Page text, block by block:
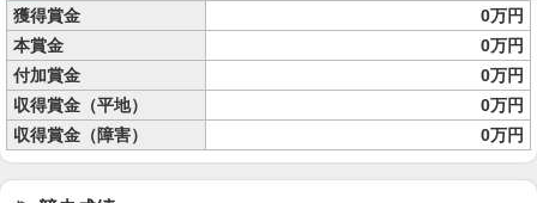
獲得賞金
0万円
本賞金
0万円
付加賞金
0万円
収得賞金（平地）
0万円
収得賞金（障害）
0万円